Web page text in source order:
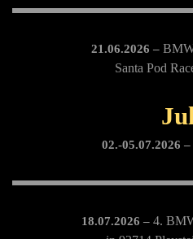
21.06.2026 –
Santa Pod
02.-05.07.2026 –
18.07.2026 – 4.